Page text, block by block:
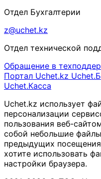
Отдел Бухгалтерии
z@uchet.kz
Отдел технической
Обращение в
Портал Uchet.kz
Uchet.Касса
Uchet.kz использует
персонализации
пользования веб-
собой небольшие
предыдущих
хотите использовать
настройки браузера.